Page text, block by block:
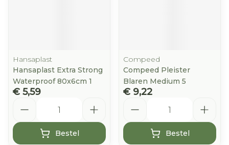
Hansaplast
Hansaplast Extra Strong
Waterproof 80x6cm 1
€ 5,59
Bestel
Compeed
Compeed Pleister
Blaren Medium 5
€ 9,22
Bestel